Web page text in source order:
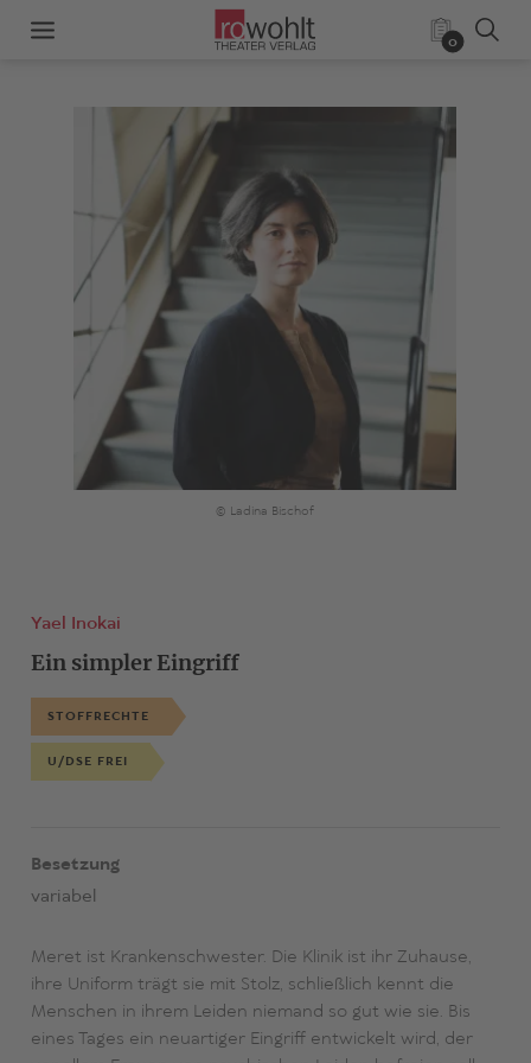
0
© Ladina Bischof
Yael Inokai
Ein simpler Eingriff
STOFFRECHTE
U/DSE FREI
Besetzung
variabel
Meret ist Krankenschwester. Die Klinik ist ihr Zuhause,
ihre Uniform trägt sie mit Stolz, schließlich kennt die
Menschen in ihrem Leiden niemand so gut wie sie. Bis
eines Tages ein neuartiger Eingriff entwickelt wird, der